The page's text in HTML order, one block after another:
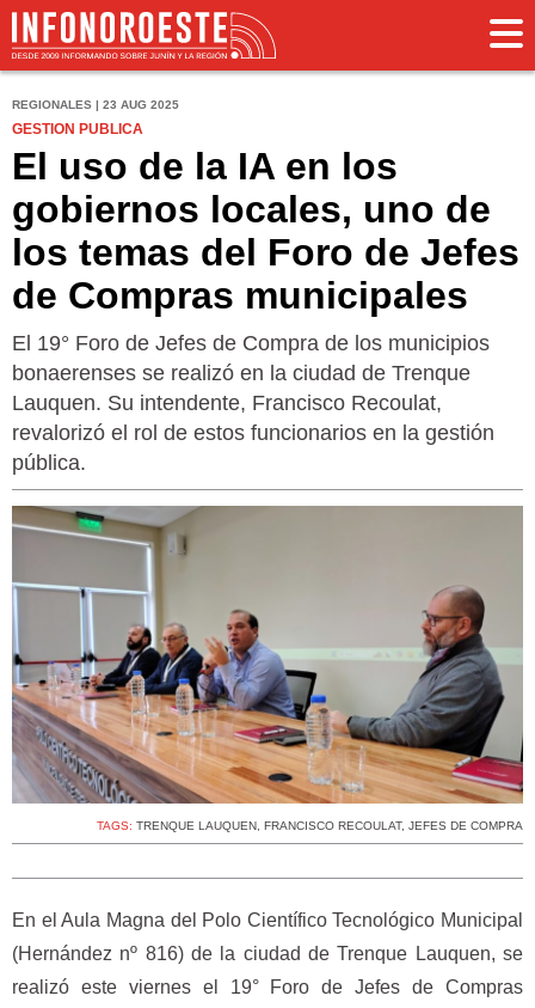
REGIONALES | 23 AUG 2025
GESTION PUBLICA
El uso de la IA en los
gobiernos locales, uno de
los temas del Foro de Jefes
de Compras municipales
El 19° Foro de Jefes de Compra de los municipios
bonaerenses se realizó en la ciudad de Trenque
Lauquen. Su intendente, Francisco Recoulat,
revalorizó el rol de estos funcionarios en la gestión
pública.
TAGS: TRENQUE LAUQUEN, FRANCISCO RECOULAT, JEFES DE COMPRA
En el Aula Magna del Polo Científico Tecnológico Municipal
(Hernández nº 816) de la ciudad de Trenque Lauquen, se
realizó este viernes el 19° Foro de Jefes de Compras